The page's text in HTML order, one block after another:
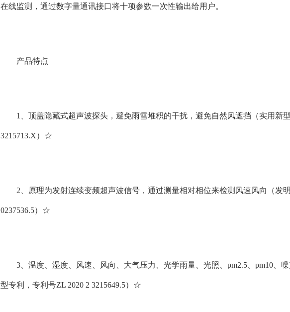
在线监测，通过数字量通讯接口将十项参数一次性输出给用户。
产品特点
1、顶盖隐藏式超声波探头，避免雨雪堆积的干扰，避免自然风遮挡（实用新
3215713.X）☆
2、原理为发射连续变频超声波信号，通过测量相对相位来检测风速风向（发
0237536.5）☆
3、温度、湿度、风速、风向、大气压力、光学雨量、光照、pm2.5、pm10、
型专利，专利号ZL 2020 2 3215649.5）☆